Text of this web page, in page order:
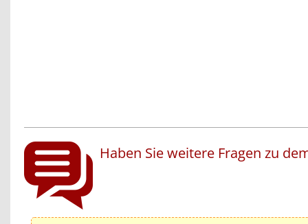
Haben Sie weitere Fragen zu